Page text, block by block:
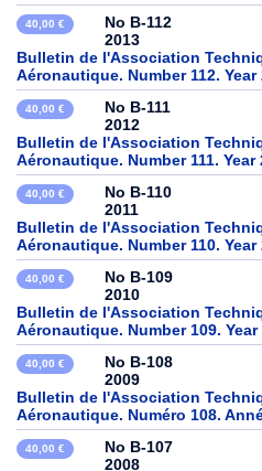
40,00 €
No B-112
2013
Bulletin de l'Association
Aéronautique. Number 112. Year
40,00 €
No B-111
2012
Bulletin de l'Association
Aéronautique. Number 111. Year
40,00 €
No B-110
2011
Bulletin de l'Association
Aéronautique. Number 110. Year
40,00 €
No B-109
2010
Bulletin de l'Association
Aéronautique. Number 109. Year
40,00 €
No B-108
2009
Bulletin de l'Association
Aéronautique. Numéro 108.
40,00 €
No B-107
2008